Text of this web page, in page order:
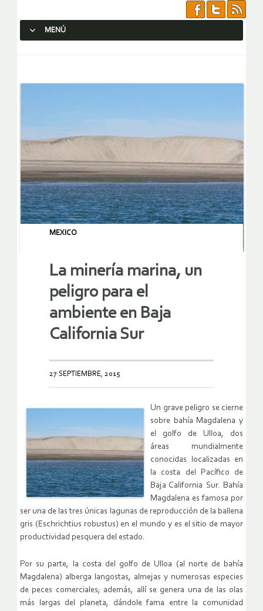
MENÚ
MEXICO
La minería marina, un
peligro para el
ambiente en Baja
California Sur
27 SEPTIEMBRE, 2015
Un grave peligro se cierne
sobre bahía Magdalena y
el golfo de Ulloa, dos
áreas mundialmente
conocidas localizadas en
la costa del Pacífico de
Baja California Sur. Bahía
Magdalena es famosa por
ser una de las tres únicas lagunas de reproducción de la ballena
gris (Eschrichtius robustus) en el mundo y es el sitio de mayor
productividad pesquera del estado.
Por su parte, la costa del golfo de Ulloa (al norte de bahía
Magdalena) alberga langostas, almejas y numerosas especies
de peces comerciales; además, allí se genera una de las olas
más largas del planeta, dándole fama entre la comunidad